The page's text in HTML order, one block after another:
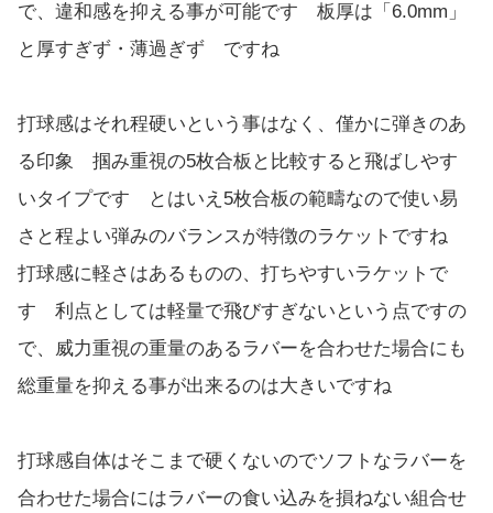
で、違和感を抑える事が可能です 板厚は「6.0mm」
と厚すぎず・薄過ぎず ですね
打球感はそれ程硬いという事はなく、僅かに弾きのあ
る印象 掴み重視の5枚合板と比較すると飛ばしやす
いタイプです とはいえ5枚合板の範疇なので使い易
さと程よい弾みのバランスが特徴のラケットですね
打球感に軽さはあるものの、打ちやすいラケットで
す 利点としては軽量で飛びすぎないという点ですの
で、威力重視の重量のあるラバーを合わせた場合にも
総重量を抑える事が出来るのは大きいですね
打球感自体はそこまで硬くないのでソフトなラバーを
合わせた場合にはラバーの食い込みを損ねない組合せ